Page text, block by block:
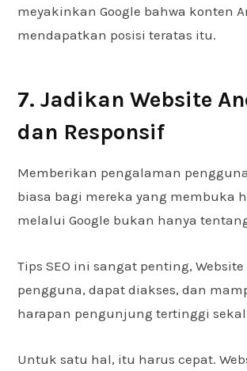
meyakinkan Google bahwa konten
mendapatkan posisi teratas itu.
7. Jadikan Website
dan Responsif
Memberikan pengalaman
biasa bagi mereka yang membuka
melalui Google bukan hanya
Tips SEO ini sangat penting,
pengguna, dapat diakses, dan
harapan pengunjung tertinggi
Untuk satu hal, itu harus cepat.